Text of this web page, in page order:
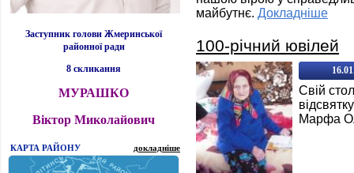
Заступник голови Жмеринської
районної ради
8 скликання
МУРАШКО
Віктор Миколайович
КАРТА РАЙОНУ докладніше
майбутнє. Докладніше
100-річний ювілей
Свій
Марфа